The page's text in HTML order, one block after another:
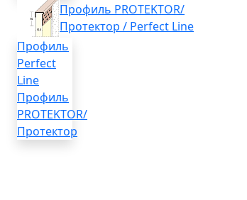
Профиль PROTEKTOR/
Протектор / Perfect Line
Профиль
Perfect
Line
Профиль
PROTEKTOR/
Протектор